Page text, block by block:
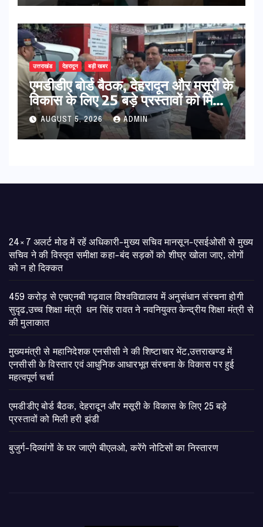
उत्तराखंड देहरादून बड़ी खबर
एमडीडीए बोर्ड बैठक, देहरादून और मसूरी के
विकास के लिए 25 बड़े प्रस्तावों को मिली
हरी झंडी
AUGUST 5, 2026 ADMIN
24×7 अलर्ट मोड में रहें अधिकारी-मुख्य सचिव मानसून-एसईओसी से मुख्य
सचिव ने की विस्तृत समीक्षा कहा-बंद सड़कों को शीघ्र खोला जाए, लोगों
को न हो दिक्कत
459 करोड़ से एचएनबी गढ़वाल विश्वविद्यालय में अनुसंधान संरचना होगी
सुदृढ,उच्च शिक्षा मंत्री धन सिंह रावत ने नवनियुक्त केन्द्रीय शिक्षा मंत्री से
की मुलाकात
मुख्यमंत्री से महानिदेशक एनसीसी ने की शिष्टाचार भेंट,उत्तराखण्ड में
एनसीसी के विस्तार एवं आधुनिक आधारभूत संरचना के विकास पर हुई
महत्वपूर्ण चर्चा
एमडीडीए बोर्ड बैठक, देहरादून और मसूरी के विकास के लिए 25 बड़े
प्रस्तावों को मिली हरी झंडी
बुजुर्ग-दिव्यांगों के घर जाएंगे बीएलओ, करेंगे नोटिसों का निस्तारण